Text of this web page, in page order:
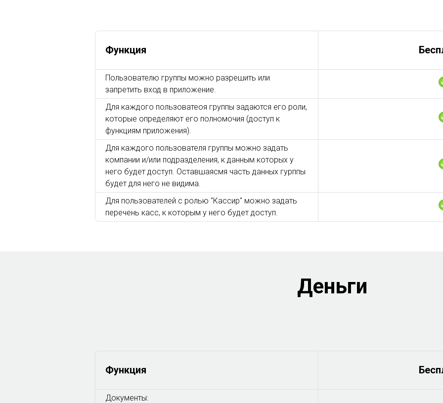
Функция
Пользователю группы можно разрешить или
запретить вход в приложение.
Для каждого пользоватеоя группы задаются его роли,
которые определяют его полномочия (доступ к
функциям приложения).
Для каждого пользователя группы можно задать
компании и/или подразделения, к данным которых у
него будет доступ. Оставшаясмя часть данных гурппы
будет для него не видима.
Для пользователей с ролью "Кассир" можно задать
перечень касс, к которым у него будет доступ.
Деньги
Функция
Документы: